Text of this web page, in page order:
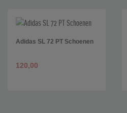
Adidas SL 72 PT Schoenen
120,00